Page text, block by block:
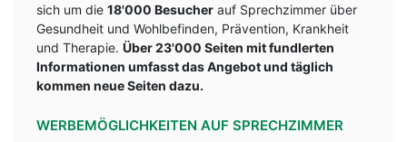
sich um die 18'000 Besucher auf Sprechzimmer über
Gesundheit und Wohlbefinden, Prävention, Krankheit
und Therapie. Über 23'000 Seiten mit fundlerten
Informationen umfasst das Angebot und täglich
kommen neue Seiten dazu.
WERBEMÖGLICHKEITEN AUF SPRECHZIMMER